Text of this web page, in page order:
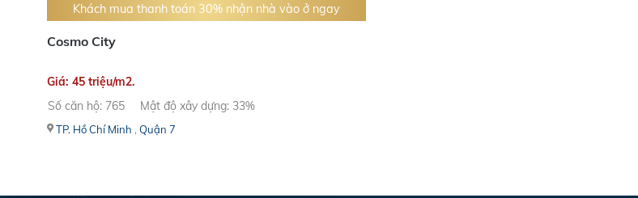
Khách mua thanh toán 30% nhận nhà vào ở ngay
Cosmo City
Giá: 45 triệu/m2.
Số căn hộ: 765
Mật độ xây dựng: 33%
TP. Hồ Chí Minh , Quận 7